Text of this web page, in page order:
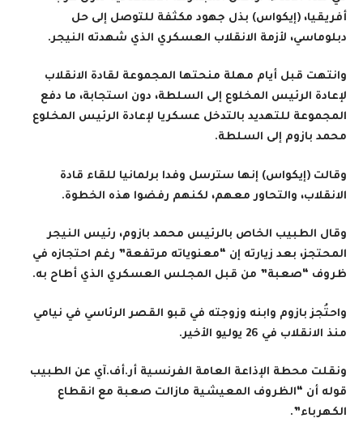
أفريقيا، (إيكواس) بذل جهود مكثفة للتوصل إلى حل
دبلوماسي، لأزمة الانقلاب العسكري الذي شهدته النيجر.
وانتهت قبل أيام مهلة منحتها المجموعة لقادة الانقلاب
لإعادة الرئيس المخلوع إلى السلطة، دون استجابة، ما دفع
المجموعة للتهديد بالتدخل عسكريا لإعادة الرئيس المخلوع
محمد بازوم إلى السلطة.
وقالت (إيكواس) إنها سترسل وفدا برلمانيا للقاء قادة
الانقلاب، والتحاور معهم، لكنهم رفضوا هذه الخطوة.
وقال الطبيب الخاص بالرئيس محمد بازوم، رئيس النيجر
المحتجز، بعد زيارته إن “معنوياته مرتفعة” رغم احتجازه في
ظروف “صعبة” من قبل المجلس العسكري الذي أطاح به.
واحتُجز بازوم وابنه وزوجته في قبو القصر الرئاسي في نيامي
منذ الانقلاب في 26 يوليو الأخير.
ونقلت محطة الإذاعة العامة الفرنسية أر.أف.آي عن الطبيب
قوله أن “الظروف المعيشية مازالت صعبة مع انقطاع
الكهرباء”.